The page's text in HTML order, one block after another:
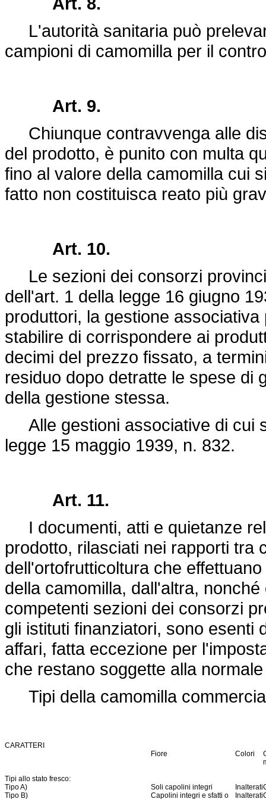
L'autorità sanitaria può
campioni di camomilla per il
Art. 9.
Chiunque contravvenga alle
del prodotto, è punito con multa
fino al valore della camomilla cui
fatto non costituisca reato più
Art. 10.
Le sezioni dei consorzi
dell'art. 1 della legge 16 giugno
produttori, la gestione
stabilire di corrispondere ai
decimi del prezzo fissato, a
residuo dopo detratte le spese di
della gestione stessa.
Alle gestioni associative di cui
legge 15 maggio 1939, n. 832.
Art. 11.
I documenti, atti e quietanze
prodotto, rilasciati nei rapporti tra
dell'ortofrutticoltura che
della camomilla, dall'altra,
competenti sezioni dei consorzi
gli istituti finanziatori, sono esenti
affari, fatta eccezione per
che restano soggette alla
Tipi della camomilla
CARATTERI
Fiore
Colori
Tipi allo stato fresco:
Tipo A)
Soli capolini integri Inalterati
Tipo B)
Capolini integri e sfatti o
Inalterati